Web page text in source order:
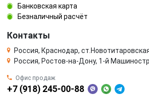
Банковская карта
Безналичный расчёт
Контакты
Россия, Краснодар,
Россия, Ростов-на-Дону, 1-й
Офис продаж
+7 (918) 245-00-88